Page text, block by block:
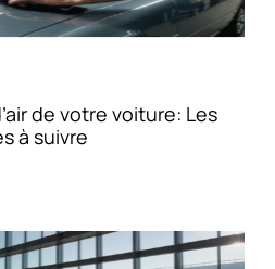
de votre voiture: Les
à suivre